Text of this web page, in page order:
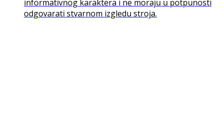
informativnog karaktera i ne moraju u potpunosti
odgovarati stvarnom izgledu stroja.